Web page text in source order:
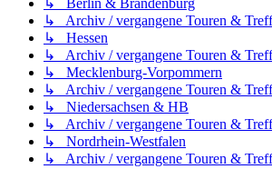
↳ Archiv / vergangene Touren &
↳ Hessen
↳ Archiv / vergangene Touren &
↳ Mecklenburg-Vorpommern
↳ Archiv / vergangene Touren &
↳ Niedersachsen & HB
↳ Archiv / vergangene Touren &
↳ Nordrhein-Westfalen
↳ Archiv / vergangene Touren &